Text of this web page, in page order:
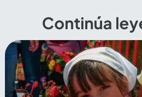
Continúa